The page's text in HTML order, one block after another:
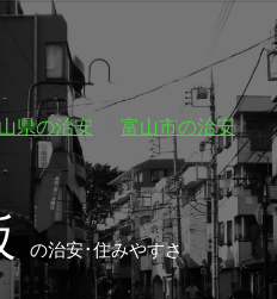
県の治安
富山市の治安
の治安･住みやすさ